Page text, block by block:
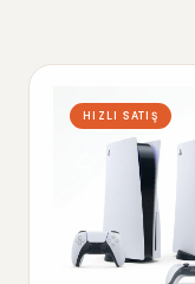
HIZLI SATIŞ